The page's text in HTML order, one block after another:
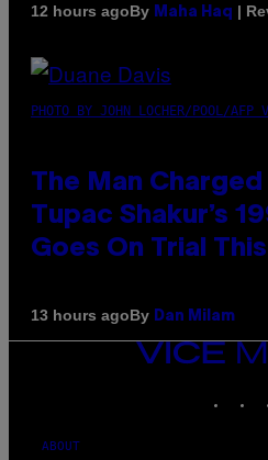
12 hours agoBy Maha Haq |
PHOTO BY JOHN LOCHER/POOL/AFP
The Man
Tupac Shakur’s
Goes On Trial
13 hours agoBy Dan Milam
VICE
MEDIA
ABOUT